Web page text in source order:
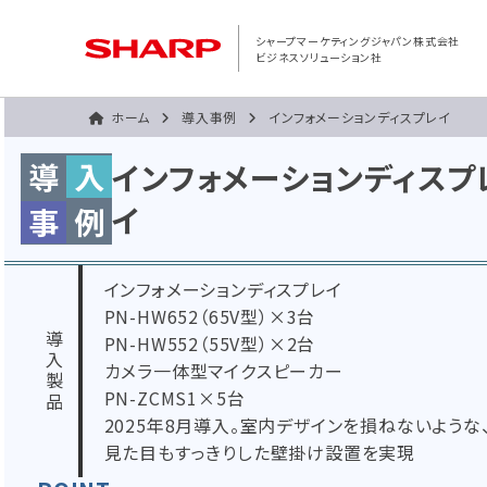
シャープマーケティングジャパン株式会社
ビジネスソリューション社
ホーム 導入事例 インフォメーションディスプレイ
導 入
事 例
インフォメーションディスプ
イ
導入製品
インフォメーションディスプレイ
PN-HW652（65V型）×3台
PN-HW552（55V型）×2台
カメラ一体型マイクスピーカー
PN-ZCMS1×5台
2025年8月導入。室内デザインを損ねないような
見た目もすっきりした壁掛け設置を実現